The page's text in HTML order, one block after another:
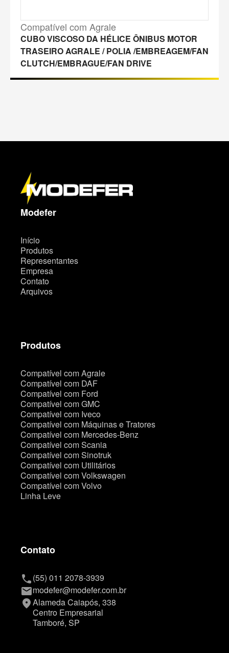
Compatível com Agrale
CUBO VISCOSO DA HÉLICE ÔNIBUS MOTOR
TRASEIRO AGRALE / POLIA /EMBREAGEM/FAN
CLUTCH/EMBRAGUE/FAN DRIVE
M
Modefer
Início
Produtos
Representantes
Empresa
Contato
Arquivos
Produtos
Compatível com Agrale
Compatível com DAF
Compatível com Ford
Compatível com GMC
Compatível com Iveco
Compatível com Máquinas e Tratores
Compatível com Mercedes-Benz
Compatível com Scania
Compatível com Sinotruk
Compatível com Utilitários
Compatível com Volkswagen
Compatível com Volvo
Linha Leve
Contato
phone(55) 011 2078-3939
mailmodefer@modefer.com.br
placeAlameda Caiapós, 338
Centro Empresarial
Tamboré, SP